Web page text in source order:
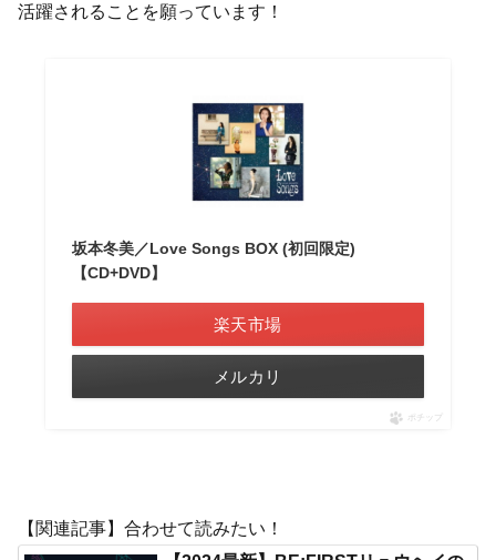
活躍されることを願っています！
坂本冬美／Love Songs BOX (初回限定)
【CD+DVD】
楽天市場
メルカリ
ポチップ
【関連記事】合わせて読みたい！